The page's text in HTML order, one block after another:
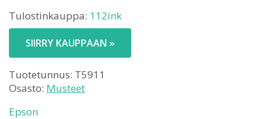
Tulostinkauppa: 112ink
SIIRRY KAUPPAAN »
Tuotetunnus: T5911
Osasto: Musteet
Epson